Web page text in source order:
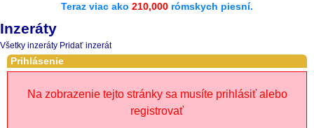
Teraz viac ako 210,000 rómskych piesní.
Inzeráty
Všetky inzeráty Pridať inzerát
Prihlásenie
Na zobrazenie tejto stránky sa musíte prihlásiť alebo
registrovať